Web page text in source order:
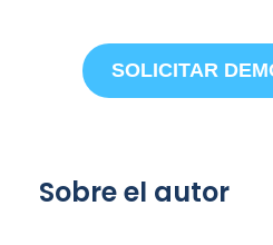
SOLICITAR
Sobre el autor